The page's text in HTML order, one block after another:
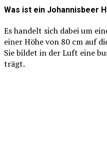
Was ist ein Johannisbeer
Es handelt sich dabei um
einer Höhe von 80 cm auf
Sie bildet in der Luft eine
trägt.